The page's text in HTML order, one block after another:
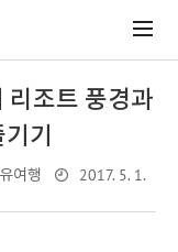
리조트 풍경과
기
여행 2017. 5. 1.